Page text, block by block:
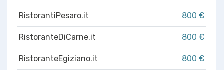
RistorantiPesaro.it 800 €
RistoranteDiCarne.it 800 €
RistoranteEgiziano.it 800 €